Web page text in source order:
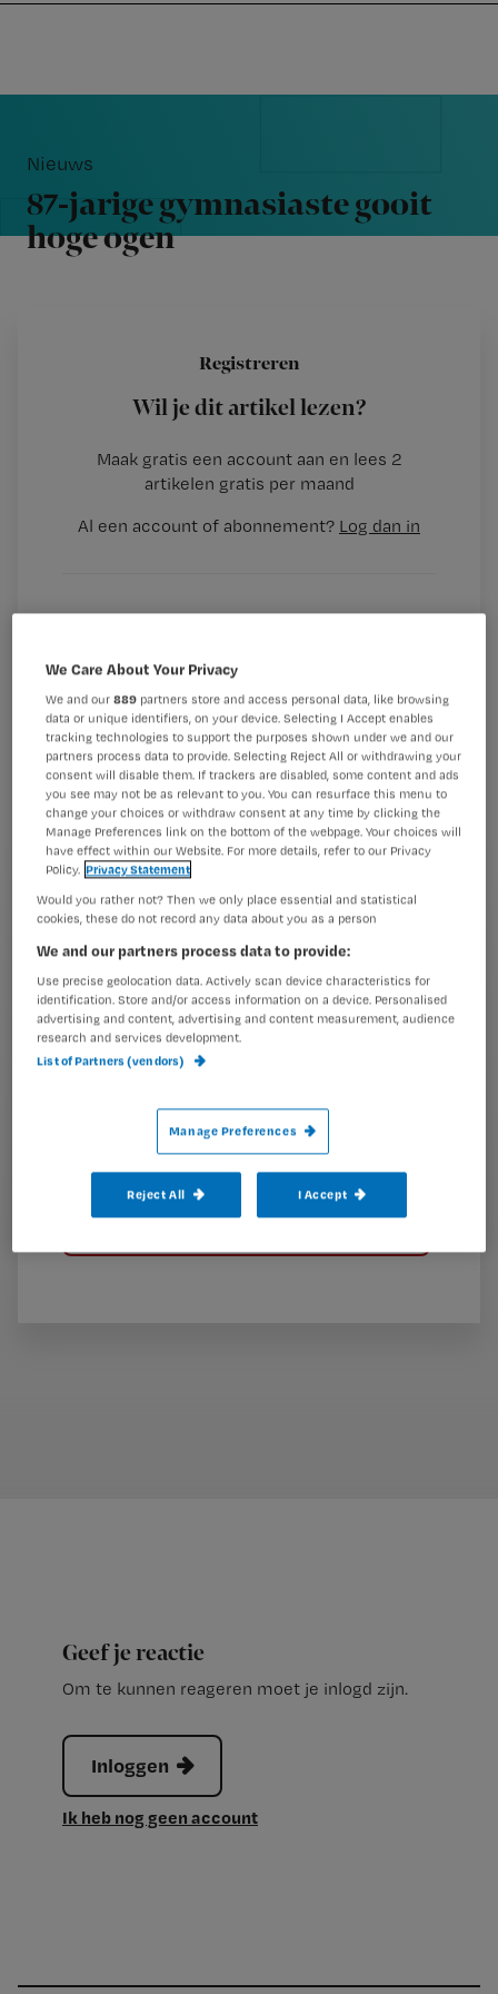
navigation
content
Nursing
Nieuws
87-jarige gymnasiaste gooit
hoge ogen
Registreren
Wil je dit artikel lezen?
Maak gratis een account aan en lees 2
artikelen gratis per maand
Al een account of abonnement? Log dan in
Wat
je
e-
mailadres?
*
Kies
je
wachtwoord
G
e
n
i
t
e
l
Ontvang 2x per week de Nursing nieuwsbrief
G
e
n
t
i
t
e
Ik geef Springer Media B.V. toestemming om
mij per e-mail op de hoogte te houden.
?
Meer informatie over uw privacy ?
Bekijk hier onze abonnementen
Geef je reactie
Om te kunnen reageren moet je inlogd zijn.
Inloggen
Ik heb nog geen account
We Care About Your Privacy
We and our889 partners store and access personal data, like browsing
data or unique identifiers, on your device. Selecting I Accept enables
tracking technologies to support the purposes shown under we and our
partners process data to provide. Selecting Reject All or withdrawing your
consent will disable them. If trackers are disabled, some content and ads
you see may not be as relevant to you. You can resurface this menu to
change your choices or withdraw consent at any time by clicking the
Manage Preferences link on the bottom of the webpage. Your choices will
have effect within our Website. For more details, refer to our Privacy
Policy. Privacy Statement
Would you rather not? Then we only place essential and statistical
cookies, these do not record any data about you as a person
We and our partners process data to provide:
Use precise geolocation data. Actively scan device characteristics for
identification. Store and/or access information on a device. Personalised
advertising and content, advertising and content measurement, audience
research and services development.
List of Partners (vendors)
Manage Preferences
Reject All I Accept